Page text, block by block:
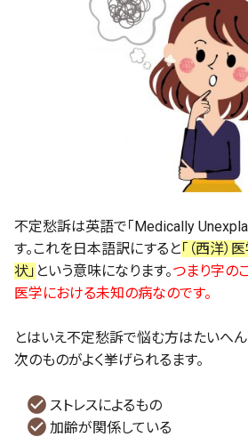
不定愁訴は英語で「Medically
す。これを日本語訳にすると「（西洋
状」 という意味になります。つまり字の
医学における未知の病なのです。
とはいえ不定愁訴で悩む方はたいへん
次のものがよく挙げられるます。
ストレスによるもの
加齢が関係している